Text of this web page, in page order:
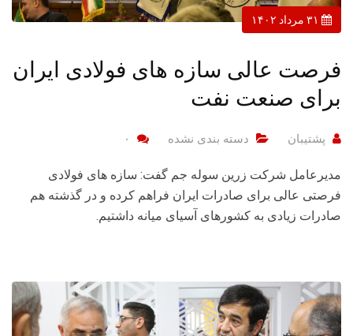
فرصت عالی سازه های فولادی ایران
برای صنعت نفت
پشتیبان دسته بندی نشده ۰
مدیرعامل شرکت زرین سوله جم گفت: سازه های فولادی
فرصتی عالی برای صادرات ایران فراهم کرده و در گذشته هم
صادرات زیادی به کشورهای آسیای میانه داشتیم.